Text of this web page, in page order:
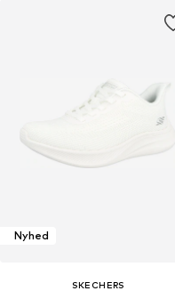
Nyhed
SKECHERS